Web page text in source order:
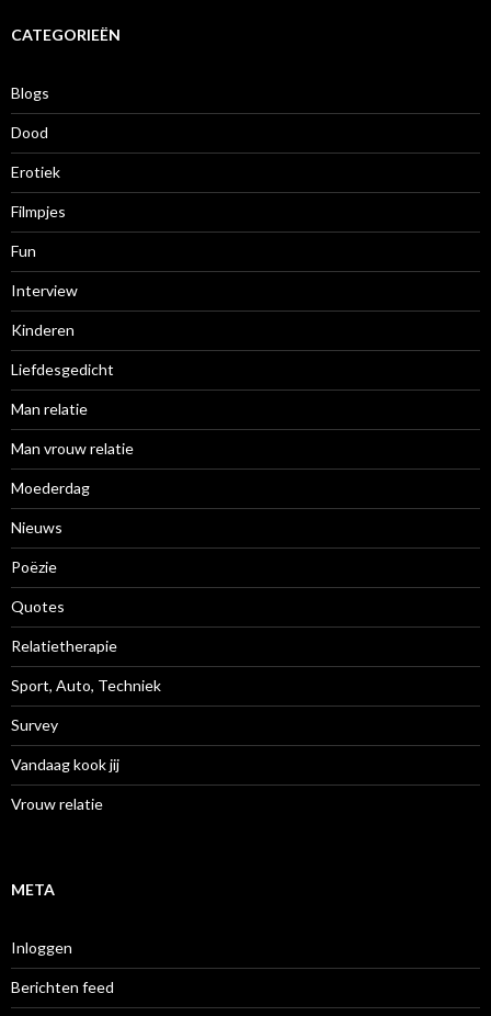
iCATEGORIEËN
Blogs
Dood
Erotiek
Filmpjes
Fun
Interview
Kinderen
Liefdesgedicht
Man relatie
Man vrouw relatie
Moederdag
Nieuws
Poëzie
Quotes
Relatietherapie
Sport, Auto, Techniek
Survey
Vandaag kook jij
Vrouw relatie
META
Inloggen
Berichten feed